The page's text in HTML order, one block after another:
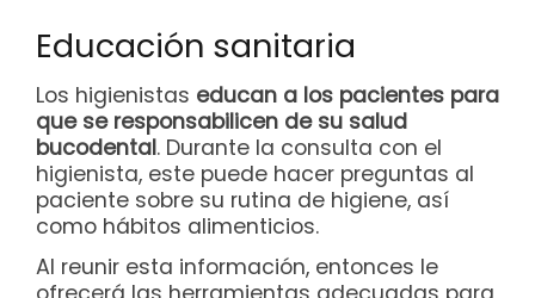
Educación sanitaria
Los higienistas educan a los pacientes para
que se responsabilicen de su salud
bucodental. Durante la consulta con el
higienista, este puede hacer preguntas al
paciente sobre su rutina de higiene, así
como hábitos alimenticios.
Al reunir esta información, entonces le